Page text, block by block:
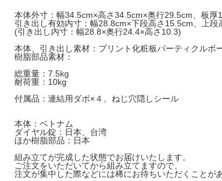
本体外寸：幅34.5cm×高さ34.5cm×奥行29.5cm、板厚
引き出し有効内寸：幅28.8cm×下段高さ15.5cm、上
(引き出し内寸：幅28.8×奥行24.4×高さ10.3)
本体、引き出し素材：プリント化粧板パーティクルボ
樹脂部品素材：
総重量：7.5kg
耐荷重：10kg
付属品：連結用ダボ×４、ねじ穴隠しシール
本体：ベトナム
ダイヤル錠：日本、台湾
ほか樹脂部品：日本
組み立てが完成した状態でお届けいたします。
ご注文をいただいてから組み立てますので、
注文が集中した際などには稀にお待ちいただくことが